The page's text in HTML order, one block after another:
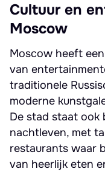
Cultuur en
Moscow
Moscow heeft
van
traditionele
moderne
De stad staat ook
nachtleven, met
restaurants waar
van heerlijk eten